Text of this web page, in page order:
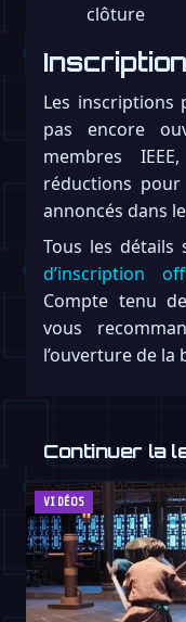
clôture
Les inscriptions
pas encore
membres
réductions
annoncés dans
Tous les détails
d’inscription
Compte tenu
vous
l’ouverture de la
Continuer la
VIDÉOS